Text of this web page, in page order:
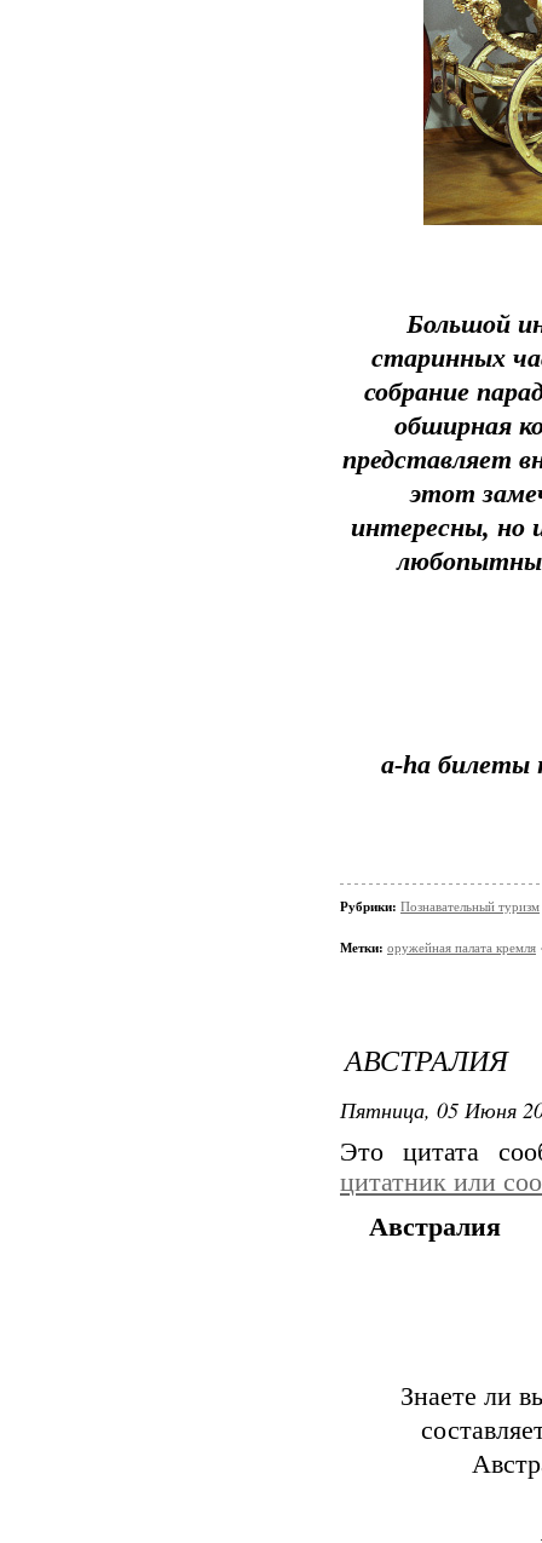
Большой
старинных
собрание
обширная
представляет
этот
интересны, но
a-ha билеты
Рубрики: Познавательный туризм
Метки: оружейная палата кремля
АВСТРАЛИЯ
Пятница, 05 Июня
Это цитата
цитатник или
Австралия
Знаете ли